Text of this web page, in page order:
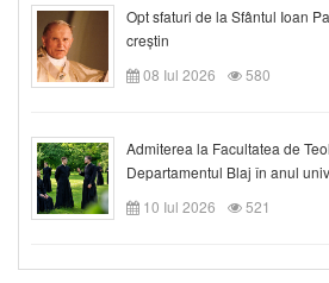
Opt sfaturi de la Sfântul Ioan
creștin
08 Iul 2026
580
Admiterea la Facultatea de
Departamentul Blaj în anul
10 Iul 2026
521